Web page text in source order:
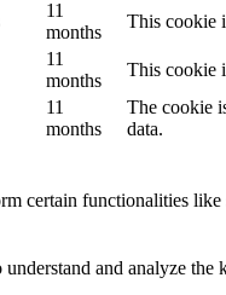
11
months
This cookie
11
months
This cookie
11
months
The cookie
data.
certain functionalities
understand and analyze